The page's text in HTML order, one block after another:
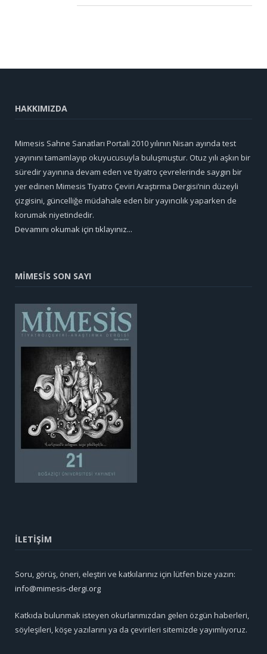
HAKKIMIZDA
Mimesis Sahne Sanatları Portali 2010 yılının Nisan ayında test
yayınını tamamlayıp okuyucusuyla buluşmuştur. Otuz yılı aşkın bir
süredir yayınına devam eden ve tiyatro çevrelerinde saygın bir
yer edinen Mimesis Tiyatro Çeviri Araştırma Dergisi’nin düzeyli
çizgisini, güncelliğe müdahale eden bir yayıncılık yaparken de
korumak niyetindedir.
Devamını okumak için tıklayınız...
MİMESİS SON SAYI
İLETİŞİM
Soru, görüş, öneri, eleştiri ve katkılarınız için lütfen bize yazın:
info@mimesis-dergi.org
Katkıda bulunmak isteyen okurlarımızdan gelen özgün haberleri,
söyleşileri, köşe yazılarını ya da çevirileri sitemizde yayımlıyoruz.